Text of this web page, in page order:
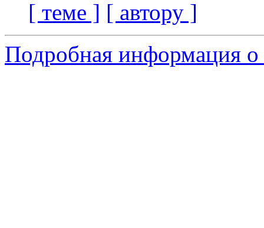
[ теме ] [ автору ]
Подробная информация